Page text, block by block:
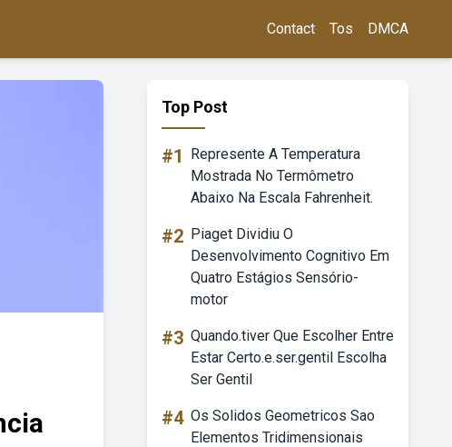
Contact Tos DMCA
Top Post
#1
Represente A Temperatura
Mostrada No Termômetro
Abaixo Na Escala Fahrenheit.
#2 Piaget Dividiu O
Desenvolvimento Cognitivo Em
Quatro Estágios Sensório-
motor
#3 Quando.tiver Que Escolher Entre
Estar Certo.e.ser.gentil Escolha
Ser Gentil
#4 Os Solidos Geometricos Sao
Elementos Tridimensionais